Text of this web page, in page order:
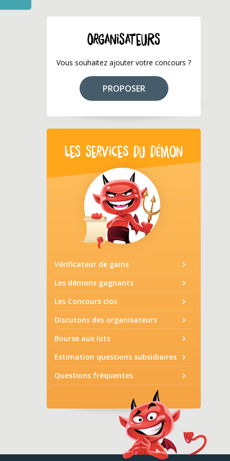
ORGANISATEURS
Vous souhaitez ajouter votre concours ?
PROPOSER
LES SERVICES DU DÉMON
Vérificateur de gains
Les démons gagnants
Les Concours clos
Discutons des organisateurs
Bourse aux lots
Estimation questions subsidiaires
Questions fréquentes